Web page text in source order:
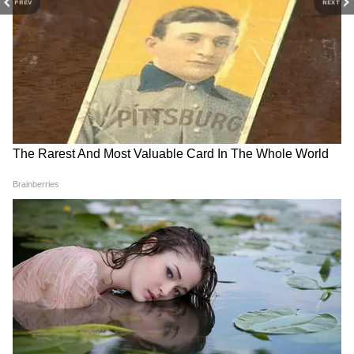
PREV NEXT
ये भी पढ़ें-
Makar Sankranti 2023: इस बार क्या होगा
सूर्यदेव का वाहन और शस्त्र? जानें आपकी राशि पर
प्रभाव
Makar Sankranti 2023: बेड लक से बचना चाहते
हैं तो मकर संक्रांति पर भूलकर भी न करें ये 5 काम
Makar Sankranti 2023: किस दिन मनाएं मकर